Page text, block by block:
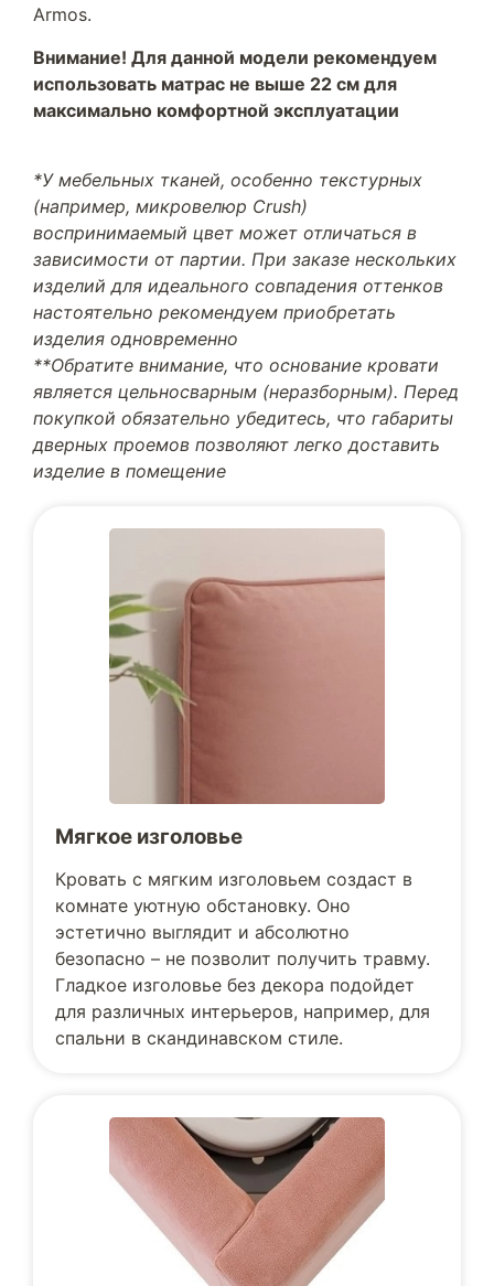
Armos.
Внимание! Для данной модели рекомендуем
использовать матрас не выше 22 см для
максимально комфортной эксплуатации
*У мебельных тканей, особенно текстурных
(например, микровелюр Crush)
воспринимаемый цвет может отличаться в
зависимости от партии. При заказе нескольких
изделий для идеального совпадения оттенков
настоятельно рекомендуем приобретать
изделия одновременно
**Обратите внимание, что основание кровати
является цельносварным (неразборным). Перед
покупкой обязательно убедитесь, что габариты
дверных проемов позволяют легко доставить
изделие в помещение
Мягкое изголовье
Кровать с мягким изголовьем создаст в
комнате уютную обстановку. Оно
эстетично выглядит и абсолютно
безопасно – не позволит получить травму.
Гладкое изголовье без декора подойдет
для различных интерьеров, например, для
спальни в скандинавском стиле.